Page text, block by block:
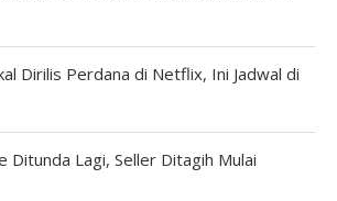
Dirilis Perdana di Netflix, Ini Jadwal di
Ditunda Lagi, Seller Ditagih Mulai